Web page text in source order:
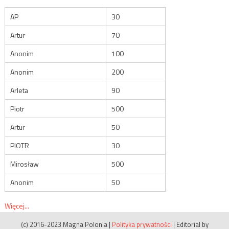
AP
30
Artur
70
Anonim
100
Anonim
200
Arleta
90
Piotr
500
Artur
50
PIOTR
30
Mirosław
500
Anonim
50
Więcej...
(c) 2016-2023 Magna Polonia | Polityka prywatności | Editorial by